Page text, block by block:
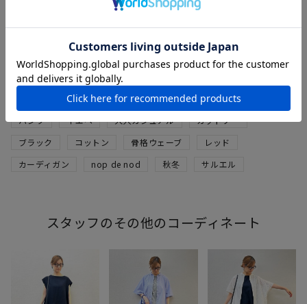
合皮カメラバッグ
F
¥7,700 税込
パンツ イエベ 大人カジュアル
カットソー
ブラック
コットン 骨格ウェーブ
レッド
カーディガン
nop de nod 秋冬 サルエル
スタッフのその他のコーディネート